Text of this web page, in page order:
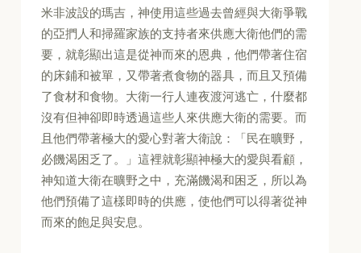
米非波設的瑪吉，神使用這些過去曾經與大衛爭戰
的亞捫人和掃羅家族的支持者來供應大衛他們的需
要，就彰顯出這是從神而來的恩典，他們帶著住宿
的床鋪和被單，又帶著煮食物的器具，而且又預備
了食材和食物。大衛一行人連夜渡河逃亡，什麼都
沒有但神卻即時透過這些人來供應大衛的需要。而
且他們帶著極大的愛心對著大衛說：「民在曠野，
必饑渴困乏了。」這裡就彰顯神極大的愛與看顧，
神知道大衛在曠野之中，充滿饑渴和困乏，所以為
他們預備了這樣即時的供應，使他們可以得著從神
而來的飽足與安息。